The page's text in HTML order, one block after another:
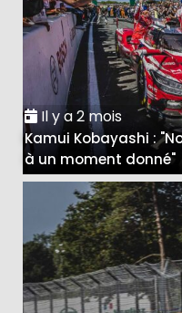
Il y a 2 mois
Kamui Kobayashi :
à un moment donné"